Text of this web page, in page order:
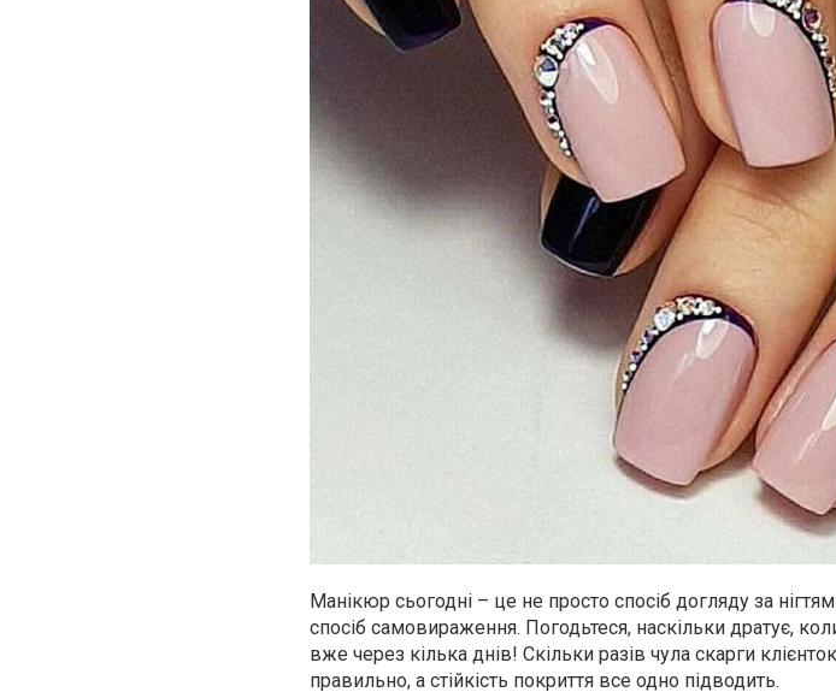
Манікюр сьогодні – це не просто спосіб догляду за
спосіб самовираження. Погодьтеся, наскільки дратує,
вже через кілька днів! Скільки разів чула скарги
правильно, а стійкість покриття все одно підводить.